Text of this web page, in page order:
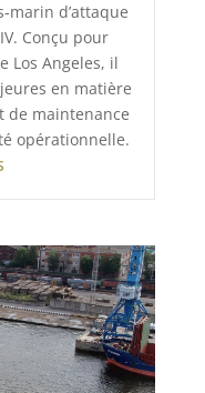
marin d’attaque
Conçu pour
Los Angeles, il
en matière
de maintenance
opérationnelle.